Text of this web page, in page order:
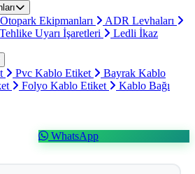
Ekipmanları
ADR Levhaları
Tehlike Uyarı İşaretleri
Ledli İkaz
Pvc Kablo Etiket
Bayrak Kablo
Folyo Kablo Etiket
Kablo Bağı
WhatsApp